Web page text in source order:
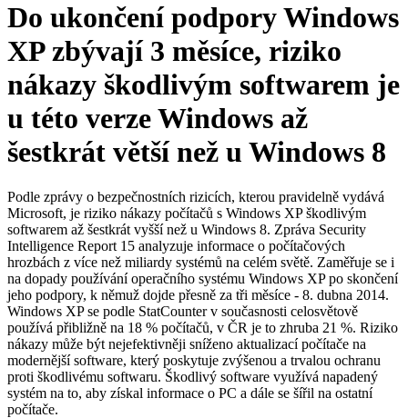
Do ukončení podpory Windows
XP zbývají 3 měsíce, riziko
nákazy škodlivým softwarem je
u této verze Windows až
šestkrát větší než u Windows 8
Podle zprávy o bezpečnostních rizicích, kterou pravidelně vydává
Microsoft, je riziko nákazy počítačů s Windows XP škodlivým
softwarem až šestkrát vyšší než u Windows 8. Zpráva Security
Intelligence Report 15 analyzuje informace o počítačových
hrozbách z více než miliardy systémů na celém světě. Zaměřuje se i
na dopady používání operačního systému Windows XP po skončení
jeho podpory, k němuž dojde přesně za tři měsíce - 8. dubna 2014.
Windows XP se podle StatCounter v současnosti celosvětově
používá přibližně na 18 % počítačů, v ČR je to zhruba 21 %. Riziko
nákazy může být nejefektivněji sníženo aktualizací počítače na
modernější software, který poskytuje zvýšenou a trvalou ochranu
proti škodlivému softwaru. Škodlivý software využívá napadený
systém na to, aby získal informace o PC a dále se šířil na ostatní
počítače.